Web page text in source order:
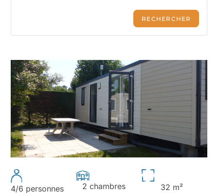
4/6 personnes 2 chambres 32 m²